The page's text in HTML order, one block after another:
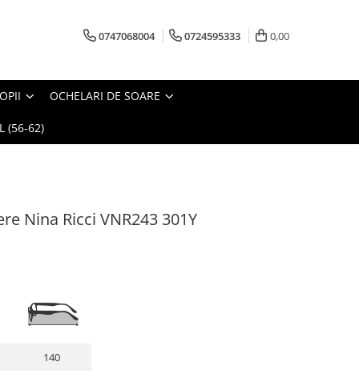
0747068004 0724595333 0,00
OCHELARI DE SOARE
(56-62)
Nina Ricci VNR243 301Y
140